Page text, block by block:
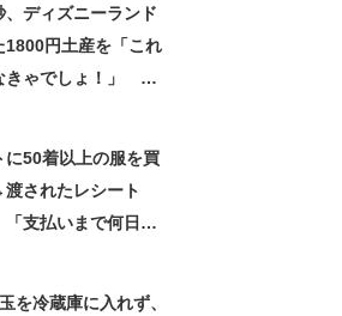
、ディズニーランド
1800円土産を「これ
きゃでしょ！」
に50着以上の服を買
されたレシート
支払いまで何日か
を冷蔵庫に入れず、